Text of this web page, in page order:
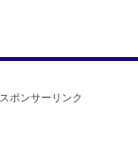
スポンサーリンク